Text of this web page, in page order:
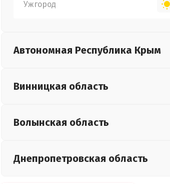
Ужгород
Автономная Республика Крым
Винницкая область
Волынская область
Днепропетровская область